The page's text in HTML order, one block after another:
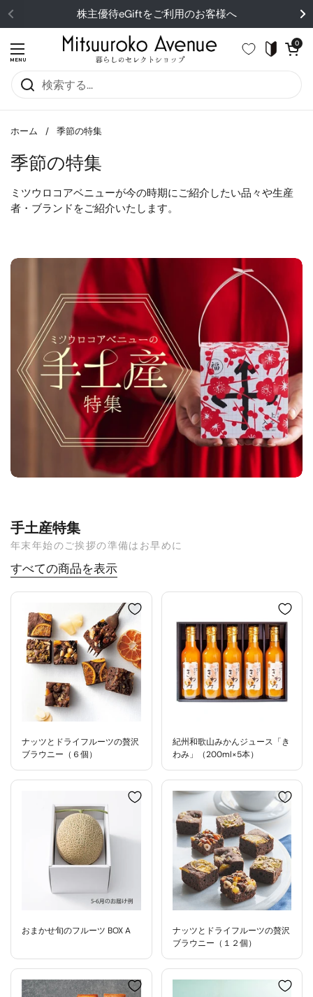
コンテンツへスキップ株主優待eGiftをご利用のお客様へ
メニューを開く
MENU
カートを開
0
ホーム / 季節の特集
季節の特集
ミツウロコアベニューが今の時期にご紹介したい品々や生産
者・ブランドをご紹介いたします。
手土産特集
年末年始のご挨拶の準備はお早めに
すべての商品を表示
ナッツとドライフルーツの贅沢
ブラウニー（６個）
紀州和歌山みかんジュース「き
わみ」（200ml×5本）
おまかせ旬のフルーツ BOX A
ナッツとドライフルーツの贅沢
ブラウニー（１２個）